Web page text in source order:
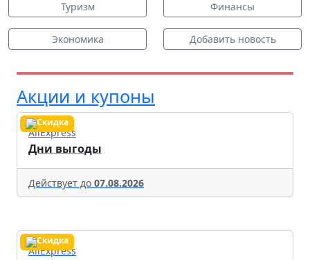
Туризм Финансы
Экономика Добавить новость
Акции и купоны
AliExpress
Дни выгоды
Действует до 07.08.2026
AliExpress